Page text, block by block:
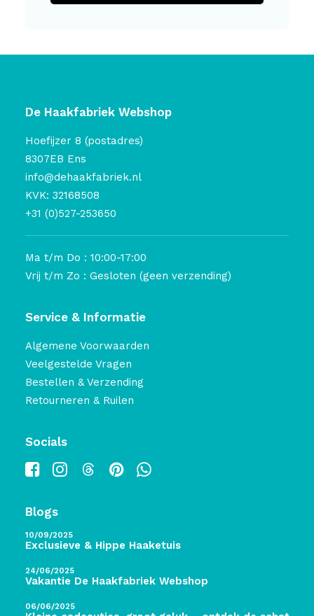
De Haakfabriek Webshop
Hoefijzer 8 (postadres)
8307EB Ens
info@dehaakfabriek.nl
KVK: 32168508
+31 (0)527-253650
Ma t/m Do : 10:00-17:00
Vrij t/m Zo : Gesloten (geen verzending)
Service & Informatie
Algemene Voorwaarden
Veelgestelde Vragen
Bestellen & Verzending
Retourneren & Ruilen
Socials
Blogs
10/09/2025
Exclusieve & Hippe Haaketuis
24/06/2025
Vakantie De Haakfabriek Webshop
06/06/2025